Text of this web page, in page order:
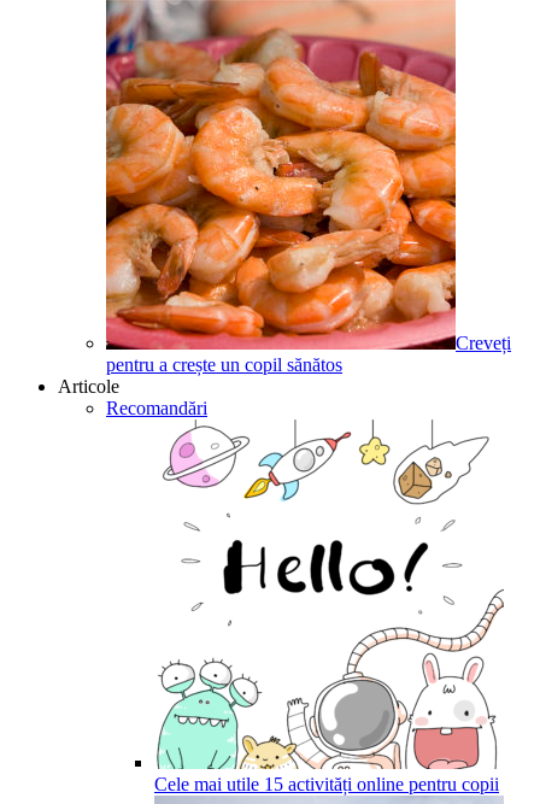
Creveți
pentru a crește un copil sănătos
Articole
Recomandări
Cele mai utile 15 activități online pentru copii